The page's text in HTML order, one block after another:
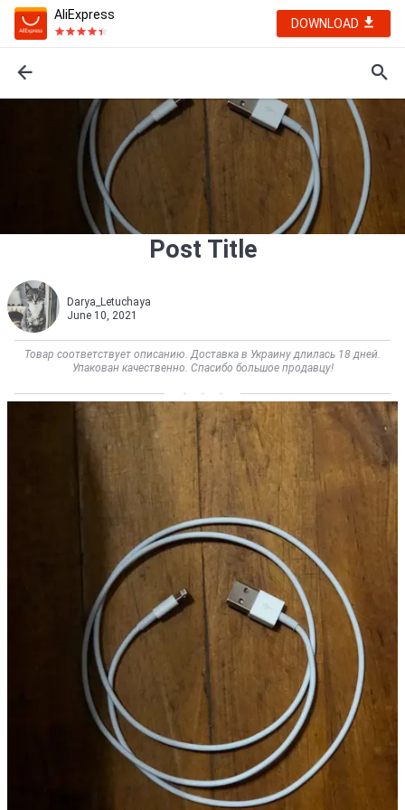
AliExpress
DOWNLOAD
Post Title
Darya_Letuchaya
June 10, 2021
Товар соответствует описанию. Доставка в Украину длилась 18 дней.
Упакован качественно. Спасибо большое продавцу!